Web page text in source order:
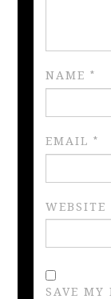
NAME*
EMAIL*
WEBSITE
SAVE